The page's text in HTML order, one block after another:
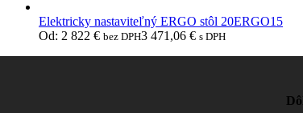
Elektricky nastaviteľný ERGO stôl 20ERGO15
Od: 2 822 € bez DPH3 471,06 € s DPH